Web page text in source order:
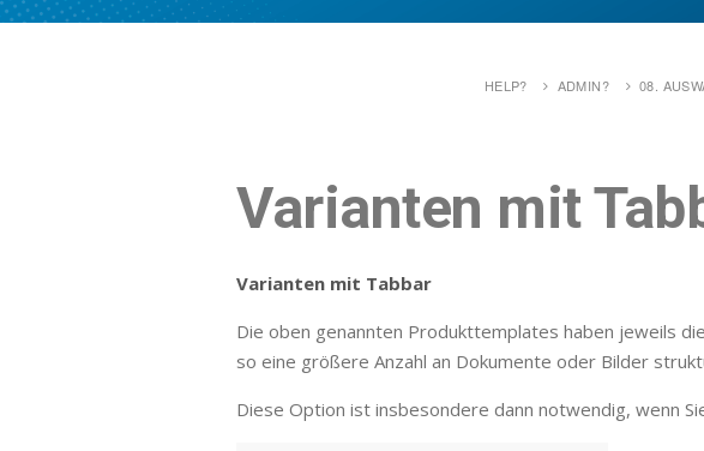
HELP? ADMIN? 08.
Varianten mit
Varianten mit Tabbar
Die oben genannten Produkttemplates haben jeweils
so eine größere Anzahl an Dokumente oder Bilder
Diese Option ist insbesondere dann notwendig, wenn